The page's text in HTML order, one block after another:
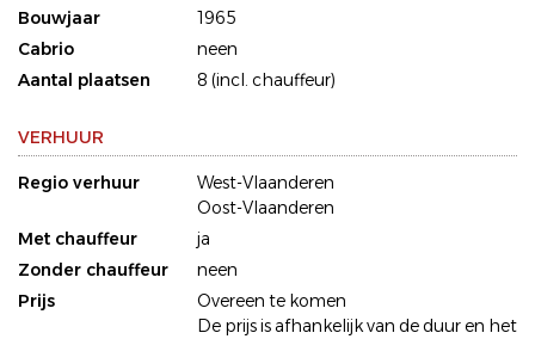
Bouwjaar
1965
Cabrio
neen
Aantal plaatsen
8 (incl. chauffeur)
VERHUUR
Regio verhuur
West-Vlaanderen
Oost-Vlaanderen
Met chauffeur
ja
Zonder chauffeur
neen
Prijs
Overeen te komen
De prijs is afhankelijk van de duur en het